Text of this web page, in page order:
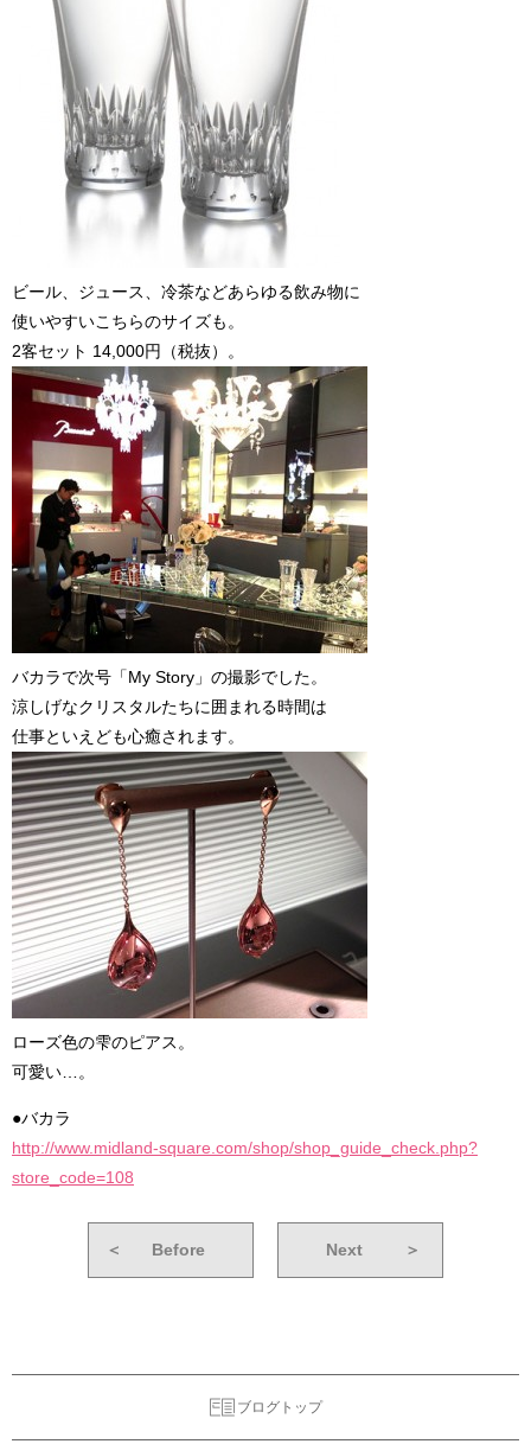
ビール、ジュース、冷茶などあらゆる飲み物に
使いやすいこちらのサイズも。
2客セット 14,000円（税抜）。
バカラで次号「My Story」の撮影でした。
涼しげなクリスタルたちに囲まれる時間は
仕事といえども心癒されます。
ローズ色の雫のピアス。
可愛い…。
●バカラ
http://www.midland-square.com/shop/shop_guide_check.php?
store_code=108
＜ Before Next ＞
ブログトップ